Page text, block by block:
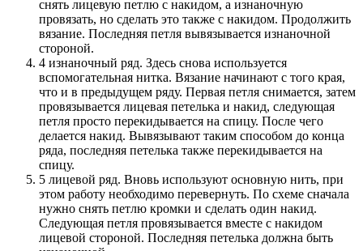
снять лицевую петлю с накидом, а изнаночную
провязать, но сделать это также с накидом. Продолжить
вязание. Последняя петля вывязывается изнаночной
стороной.
4 изнаночный ряд. Здесь снова используется
вспомогательная нитка. Вязание начинают с того края,
что и в предыдущем ряду. Первая петля снимается, затем
провязывается лицевая петелька и накид, следующая
петля просто перекидывается на спицу. После чего
делается накид. Вывязывают таким способом до конца
ряда, последняя петелька также перекидывается на
спицу.
5 лицевой ряд. Вновь используют основную нить, при
этом работу необходимо перевернуть. По схеме сначала
нужно снять петлю кромки и сделать один накид.
Следующая петля провязывается вместе с накидом
лицевой стороной. Последняя петелька должна быть